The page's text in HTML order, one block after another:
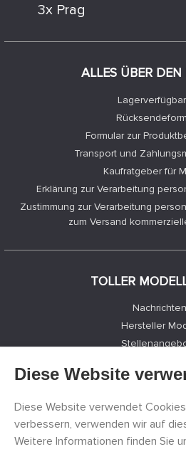
ALLES ÜBER
Formular zur
Transport und
Kaufratgeber für
Erklärung zur Verarbeitung
Zustimmung zur Verarbeitung
zum Versand
TOLLER
Nachrichten
Hersteller
Cookies
3x Prag
Diese Website
Diese Website verwendet
verbessern, verwenden wir auf
Weitere Informationen finden Sie